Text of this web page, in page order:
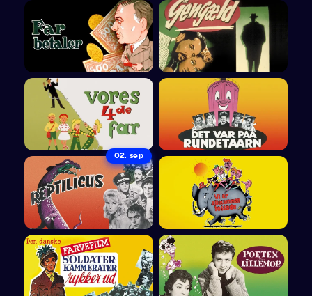
02. sep